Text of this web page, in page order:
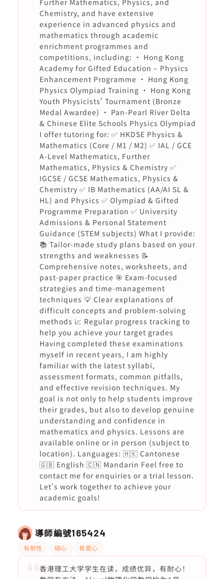
Further Mathematics, Physics, and
Chemistry, and have extensive
experience in advanced physics and
mathematics through academic
enrichment programmes and
competitions, including: • Hong Kong
Academy for Gifted Education – Physics
Enhancement Programme • Hong Kong
Physics Olympiad Training • Hong Kong
Youth Physicists' Tournament (Bronze
Medal Awardee) • Pan-Pearl River Delta
& Chinese Elite Schools Physics Olympiad
I offer tutoring for: ✅ HKDSE Physics &
Mathematics (Core / M1 / M2) ✅ IAL / GCE
A-Level Mathematics, Further
Mathematics, Physics & Chemistry ✅
IGCSE / GCSE Mathematics, Physics &
Chemistry ✅ IB Mathematics (AA/AI SL &
HL) and Physics ✅ Olympiad & Gifted
Programme Preparation ✅ University
Admissions & Personal Statement
Guidance (STEM subjects) What I provide:
📚 Tailor-made study plans based on your
strengths and weaknesses 📝
Comprehensive notes, worksheets, and
past-paper practice 🎯 Exam-focused
strategies and time-management
techniques 💡 Clear explanations of
difficult concepts and problem-solving
methods 📈 Regular progress tracking to
help you achieve your target grades
Having completed these examinations
myself in recent years, I am highly
familiar with the latest syllabi,
assessment formats, common pitfalls,
and effective revision techniques. My
goal is not only to help students improve
their grades, but also to develop genuine
understanding and confidence in
mathematics and physics. Lessons are
available online or in person (subject to
location). Languages: 🇭🇰 Cantonese
🇬🇧 English 🇨🇳 Mandarin Feel free to
contact me for enquiries or a trial lesson.
Let's work together to achieve your
academic goals!
導師編號165424
有耐性 細心 有愛心
香港理工大学学生在读，成绩优异，有耐心！